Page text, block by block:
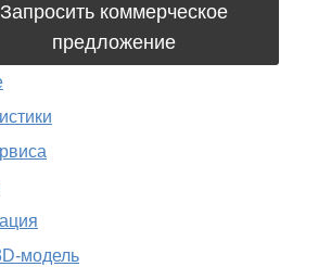
Запросить коммерческое
предложение
модель